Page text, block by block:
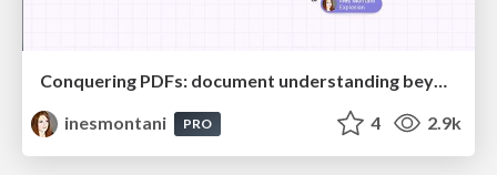
Conquering PDFs: document understanding beyond plain text
inesmontani
PRO 4 2.9k